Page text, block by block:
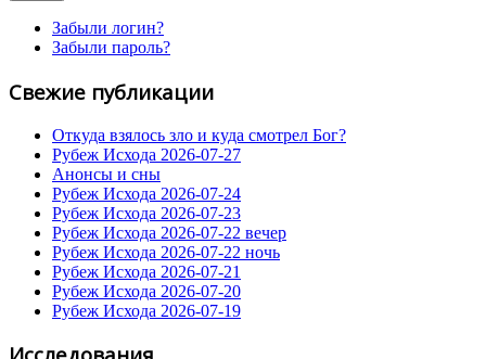
Забыли логин?
Забыли пароль?
Свежие публикации
Откуда взялось зло и куда смотрел Бог?
Рубеж Исхода 2026-07-27
Анонсы и сны
Рубеж Исхода 2026-07-24
Рубеж Исхода 2026-07-23
Рубеж Исхода 2026-07-22 вечер
Рубеж Исхода 2026-07-22 ночь
Рубеж Исхода 2026-07-21
Рубеж Исхода 2026-07-20
Рубеж Исхода 2026-07-19